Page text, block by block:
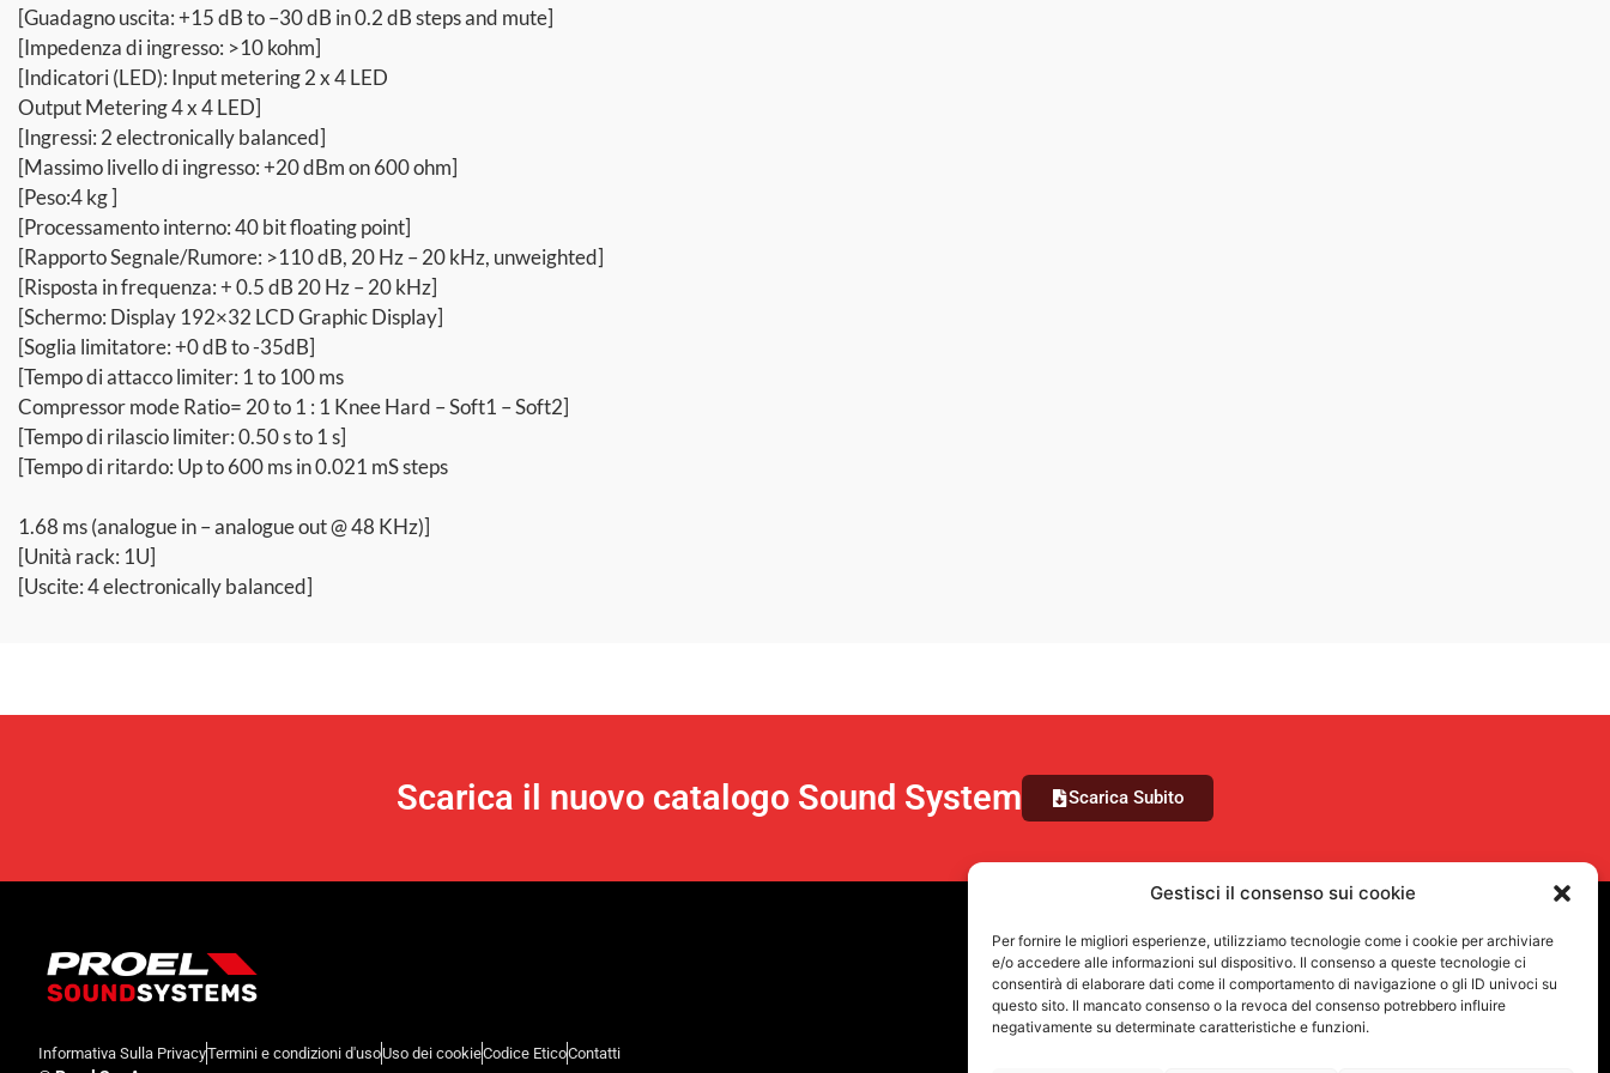
Gestisci il consenso sui cookie
Per fornire le migliori esperienze, utilizziamo tecnologie come i cookie per archiviare
e/o accedere alle informazioni sul dispositivo. Il consenso a queste tecnologie ci
consentirà di elaborare dati come il comportamento di navigazione o gli ID univoci su
questo sito. Il mancato consenso o la revoca del consenso potrebbero influire
negativamente su determinate caratteristiche e funzioni.
[Guadagno uscita: +15 dB to –30 dB in 0.2 dB steps and mute]
[Impedenza di ingresso: >10 kohm]
[Indicatori (LED): Input metering 2 x 4 LED
Output Metering 4 x 4 LED]
[Ingressi: 2 electronically balanced]
[Massimo livello di ingresso: +20 dBm on 600 ohm]
[Peso:4 kg ]
[Processamento interno: 40 bit floating point]
[Rapporto Segnale/Rumore: >110 dB, 20 Hz – 20 kHz, unweighted]
[Risposta in frequenza: + 0.5 dB 20 Hz – 20 kHz]
[Schermo: Display 192×32 LCD Graphic Display]
[Soglia limitatore: +0 dB to -35dB]
[Tempo di attacco limiter: 1 to 100 ms
Compressor mode Ratio= 20 to 1 : 1 Knee Hard – Soft1 – Soft2]
[Tempo di rilascio limiter: 0.50 s to 1 s]
[Tempo di ritardo: Up to 600 ms in 0.021 mS steps
1.68 ms (analogue in – analogue out @ 48 KHz)]
[Unità rack: 1U]
[Uscite: 4 electronically balanced]
Scarica il nuovo catalogo Sound System Scarica Subito
Informativa Sulla PrivacyTermini e condizioni d'usoUso dei cookieCodice EticoContatti
VUOI RIMANERE AGGIORNATO?
Iscriviti alla newsletter
SEGUICI SUI NOSTRI SOCIAL